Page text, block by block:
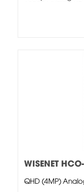
WISENET
QHD (4MP)